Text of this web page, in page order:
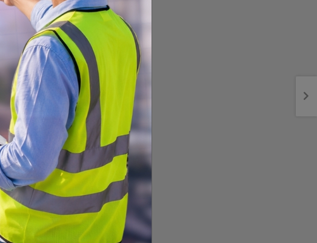
औषधि लिमिटेडदेखि नेपाल
एयरलाइन्ससम्म सकारात्मक
नतिजा देखिन थालेको प्रधानमन्त्री
शाहको दाबी